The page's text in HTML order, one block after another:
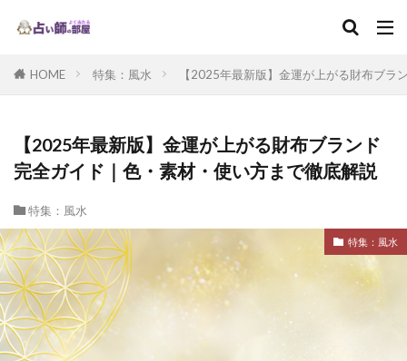
HOME 特集：風水 【2025年最新版】金運が上がる財布ブラ
【2025年最新版】金運が上がる財布ブランド
完全ガイド｜色・素材・使い方まで徹底解説
特集：風水
特集：風水